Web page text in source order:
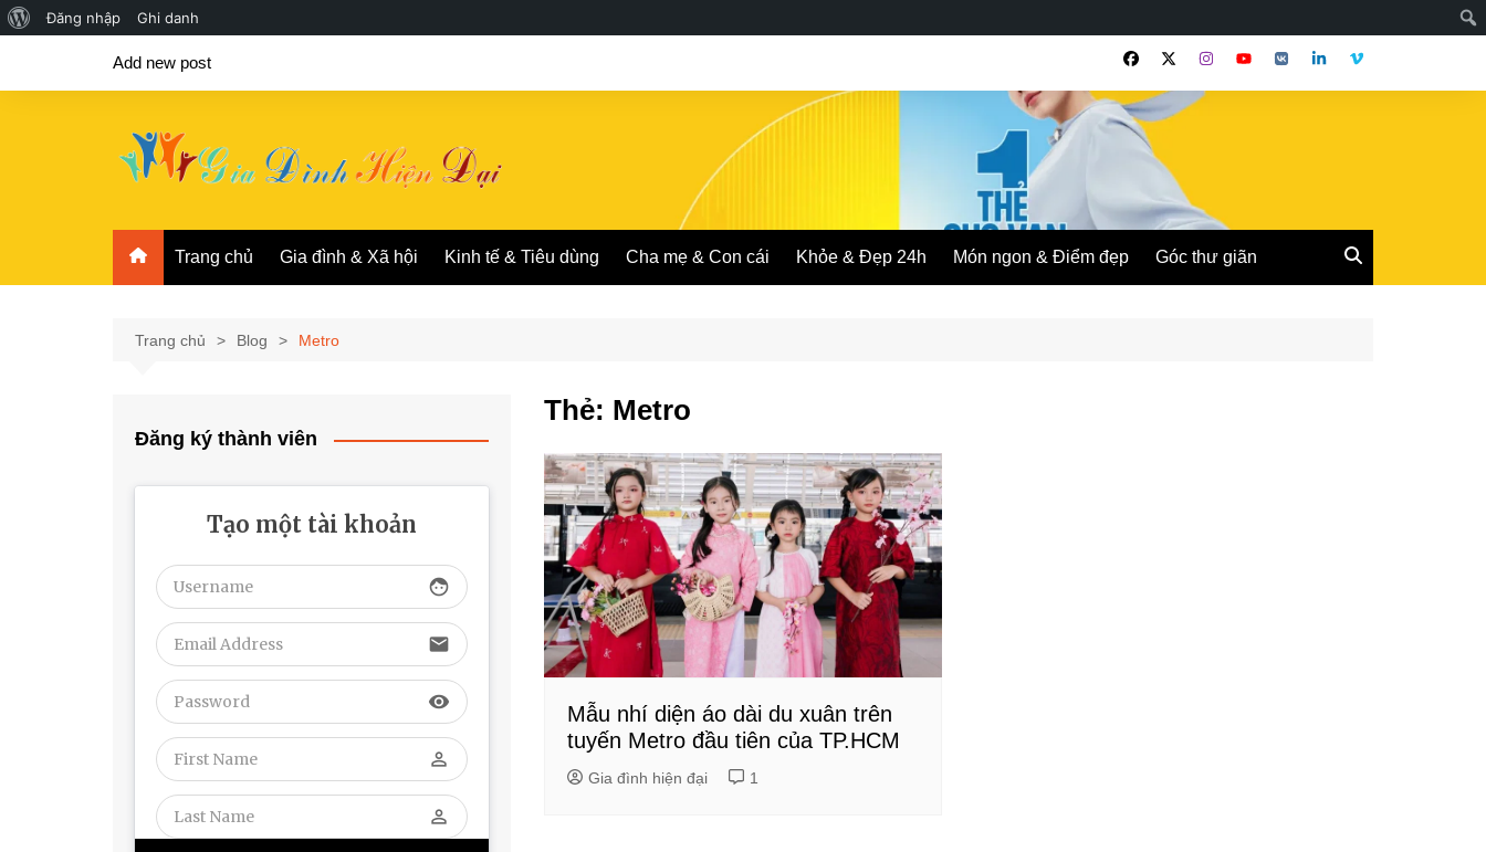
Giới
về
Đăng nhập Ghi danh
Add new post
Trang chủ Gia đình & Xã hội Kinh tế & Tiêu dùng Cha mẹ & Con cái Khỏe & Đẹp 24h Món ngon & Điểm đẹp Góc thư giãn
Trang chủ Blog Metro
Thẻ: Metro
Mẫu nhí diện áo dài du xuân trên
tuyến Metro đầu tiên của TP.HCM
Gia đình hiện đại 1
Đăng ký thành viên
Tạo một tài khoản
face
email
visibility
perm_identity
perm_identity